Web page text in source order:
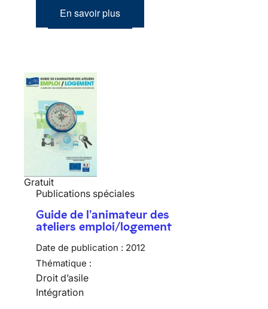
En savoir plus
Gratuit
Publications spéciales
Guide de l'animateur des
ateliers emploi/logement
Date de publication : 2012
Thématique :
Droit d’asile
Intégration